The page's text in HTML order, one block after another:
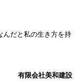
んだと私の生き方を持
有限会社美和建設